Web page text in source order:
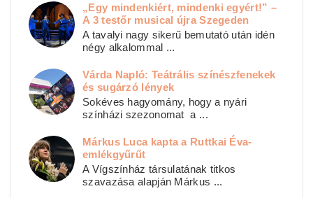
„Egy mindenkiért, mindenki egyért!” –
A 3 testőr musical újra Szegeden
A tavalyi nagy sikerű bemutató után idén
négy alkalommal ...
Várda Napló: Teátrális színészfenekek
és sugárzó lények
Sokéves hagyomány, hogy a nyári
színházi szezonomat a ...
Márkus Luca kapta a Ruttkai Éva-
emlékgyűrűt
A Vígszínház társulatának titkos
szavazása alapján Márkus ...